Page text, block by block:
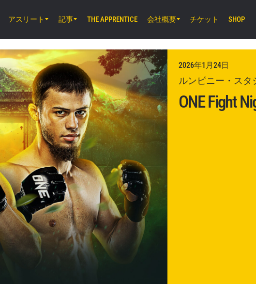
ルンピニー・スタジアム, バンコク
ONE Friday Fights 165 & The Inner Circle
8月8日（土）8時30分 UTC
EBARA WAVE アリーナおおた, 東京都
ONE SAMURAI 2
アスリート 記事 THE APPRENTICE 会社概要 チケット SHOP
2026年1月24日
ルンピニー・スタ
ONE Fight